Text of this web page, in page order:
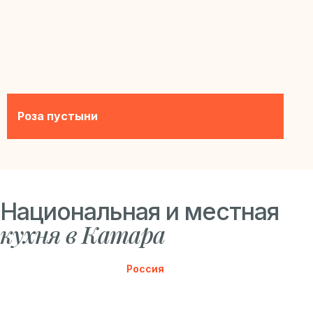
Роза пустыни
Национальная и местная
кухня в Катара
Россия